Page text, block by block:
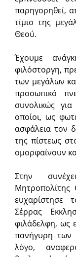
παρηγορηθεί,
τίμιο της
Θεού.
Έχουμε
φιλόστοργη,
των μεγάλων
προσωπικό
συνολικώς
οποίοι, ως
ασφάλεια τον
της πίστεως
ομορφαίνουν
Στην
Μητροπολίτης
ευχαρίστησε
Σέρρας
φιλάδελφη, ως
πανήγυρη των
λόγο,